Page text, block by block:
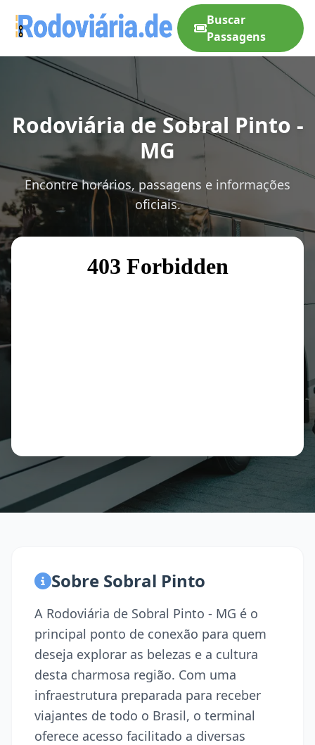
Buscar
Passagens
Rodoviária de Sobral Pinto -
MG
Encontre horários, passagens e informações
oficiais.
Sobre Sobral Pinto
A Rodoviária de Sobral Pinto - MG é o
principal ponto de conexão para quem
deseja explorar as belezas e a cultura
desta charmosa região. Com uma
infraestrutura preparada para receber
viajantes de todo o Brasil, o terminal
oferece acesso facilitado a diversas